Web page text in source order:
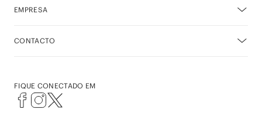
EMPRESA
CONTACTO
FIQUE CONECTADO EM